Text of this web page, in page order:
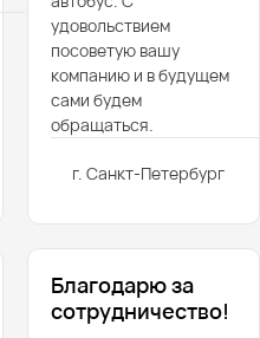
удовольствием
посоветую вашу
компанию и в будущем
сами будем
обращаться.
г. Санкт-Петербург
Благодарю за
сотрудничество!